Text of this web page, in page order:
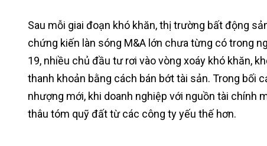
Sau mỗi giai đoạn khó khăn, thị trường bất động
chứng kiến làn sóng M&A lớn chưa từng có trong
19, nhiều chủ đầu tư rơi vào vòng xoáy khó khăn,
thanh khoản bằng cách bán bớt tài sản. Trong bối
nhượng mới, khi doanh nghiệp với nguồn tài chính
thâu tóm quỹ đất từ các công ty yếu thế hơn.